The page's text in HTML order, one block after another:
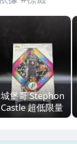
城堡哥 Stephon
Castle 超低限量
Inception 盜夢